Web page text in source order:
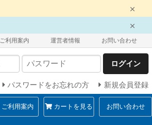
ご利用案内 運営者情報 お問い合わせ
ログイン
パスワードをお忘れの方 新規会員登録
ご利用案内 カートを見る お問い合わせ